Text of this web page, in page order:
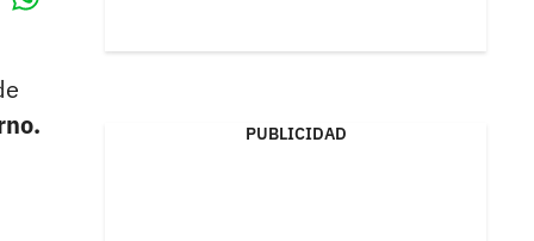
PUBLICIDAD